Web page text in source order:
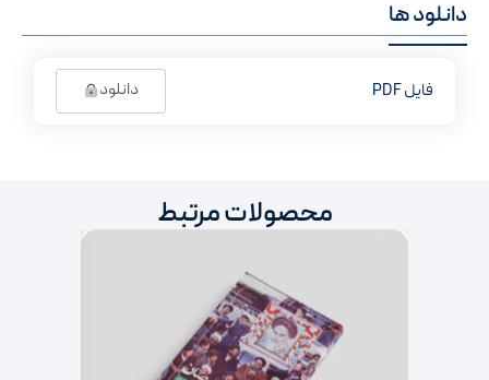
دانلود ها
فایل PDF دانلود
محصولات مرتبط